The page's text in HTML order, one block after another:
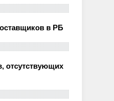
в РБ
отсутствующих